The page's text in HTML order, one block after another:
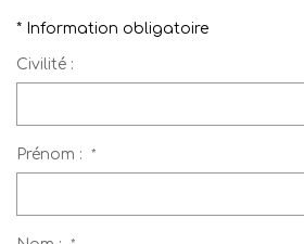
* Information obligatoire
Civilité :
Prénom : *